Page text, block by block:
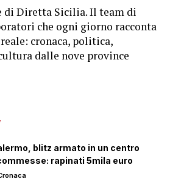
di Diretta Sicilia. Il team di
che ogni giorno racconta
cronaca, politica,
dalle nove province
blitz armato in un centro
rapinati 5mila euro